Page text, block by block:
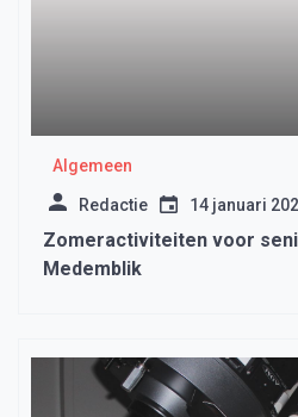
Algemeen
Redactie 14 januari
Zomeractiviteiten voor
Medemblik